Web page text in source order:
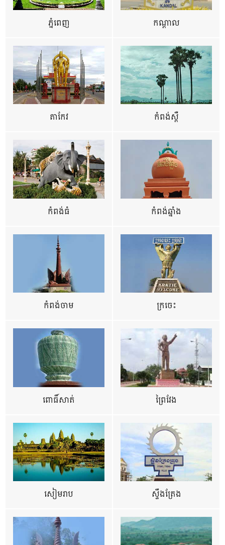
ភ្នំពេញ កណ្តាល
តាកែវ កំពង់ស្ពឺ
កំពង់ធំ កំពង់ឆ្នាំង
កំពង់ចាម ក្រចេះ
ពោធិ៍សាត់ ព្រៃវែង
សៀមរាប ស្ទឹងត្រែង